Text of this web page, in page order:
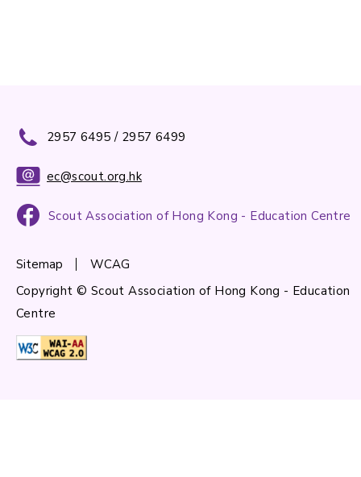
2957 6495 / 2957 6499
ec@scout.org.hk
Scout Association of Hong Kong - Education Centre
Sitemap
WCAG
Copyright © Scout Association of Hong Kong - Education
Centre